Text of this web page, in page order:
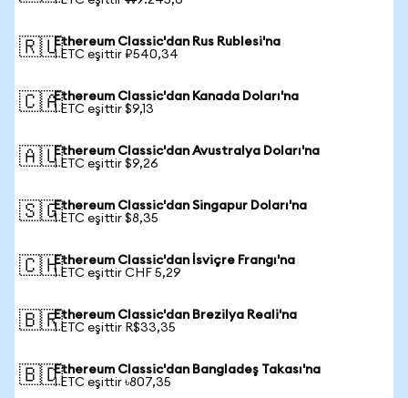
🇷🇺Ethereum Classic'dan Rus Rublesi'na
1 ETC eşittir ₽540,34
🇨🇦Ethereum Classic'dan Kanada Doları'na
1 ETC eşittir $9,13
🇦🇺Ethereum Classic'dan Avustralya Doları'na
1 ETC eşittir $9,26
🇸🇬Ethereum Classic'dan Singapur Doları'na
1 ETC eşittir $8,35
🇨🇭Ethereum Classic'dan İsviçre Frangı'na
1 ETC eşittir CHF 5,29
🇧🇷Ethereum Classic'dan Brezilya Reali'na
1 ETC eşittir R$33,35
🇧🇩Ethereum Classic'dan Bangladeş Takası'na
1 ETC eşittir ৳807,35